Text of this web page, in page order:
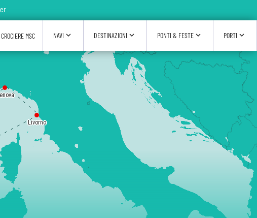
Livorno
MSC NAVI expand_more DESTINAZIONI expand_more PONTI & FESTE expand_more PORTI expand_more